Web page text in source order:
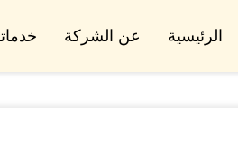
الرئيسية عن الشركة